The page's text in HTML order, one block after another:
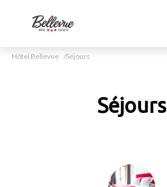
Hôtel Bellevue Séjours
Séjours